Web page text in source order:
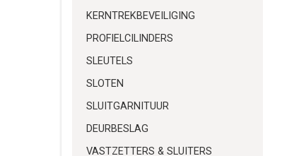
KERNTREKBEVEILIGING
PROFIELCILINDERS
SLEUTELS
SLOTEN
SLUITGARNITUUR
DEURBESLAG
VASTZETTERS & SLUITERS